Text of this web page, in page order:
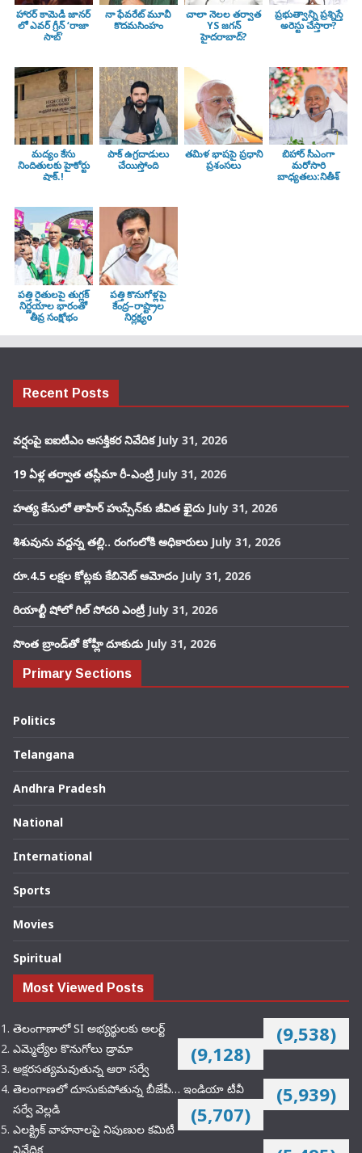
హారర్ కామెడీ జానర్
లో ఎవర్ గ్రీన్ ‘రాజా
సాబ్’
నా ఫేవరేట్ మూవీ
కొదమసింహం
చాలా నెలల తర్వాత
YS జగన్
హైదరాబాద్?
ప్రభుత్వాన్ని ప్రశ్నిస్తే
అరెస్టు చేస్తారా?
మద్యం కేసు
నిందితులకు హైకోర్టు
షాక్.!
పాక్ ఉగ్రదాడులు
చేయిస్తోంది
తమిళ భాషపై ప్రధాని
ప్రశంసలు
బిహార్ సీఎంగా
మరోసారి
బాధ్యతలు:నితీశ్
పత్తి రైతులపై తుగ్లక్‌
నిర్ణయాల భారంతో
తీవ్ర సంక్షోభం
పత్తి కొనుగోళ్లపై
కేంద్ర–రాష్ట్రాల
నిర్లక్ష్యo
Recent Posts
వర్షంపై ఐఐటీఎం ఆసక్తికర నివేదిక July 31, 2026
19 ఏళ్ల తర్వాత తస్లీమా రీ-ఎంట్రీ July 31, 2026
హత్య కేసులో తాహిర్ హుస్సేన్‌కు జీవిత ఖైదు July 31, 2026
శిశువును వద్దన్న తల్లి.. రంగంలోకి అధికారులు July 31, 2026
రూ.4.5 లక్షల కోట్లకు కేబినెట్ ఆమోదం July 31, 2026
రియాల్టీ షోలో గిల్ సోదరి ఎంట్రీ July 31, 2026
సొంత బ్రాండ్‌తో కోహ్లీ దూకుడు July 31, 2026
Primary Sections
Politics
Telangana
Andhra Pradesh
National
International
Sports
Movies
Spiritual
Most Viewed Posts
తెలంగాణాలో SI అభ్యర్థులకు అలర్ట్ (9,538)
ఎమ్మెల్యేల కొనుగోలు డ్రామా (9,128)
అక్షరసత్యమవుతున్న ఆరా సర్వే
(5,939)
తెలంగాణలో దూసుకుపోతున్న బీజేపీ… ఇండియా టీవీ
సర్వే వెల్లడి
(5,707)
ఎలక్ట్రిక్‌ వాహనాలపై నిపుణుల కమిటీ
నివేదిక